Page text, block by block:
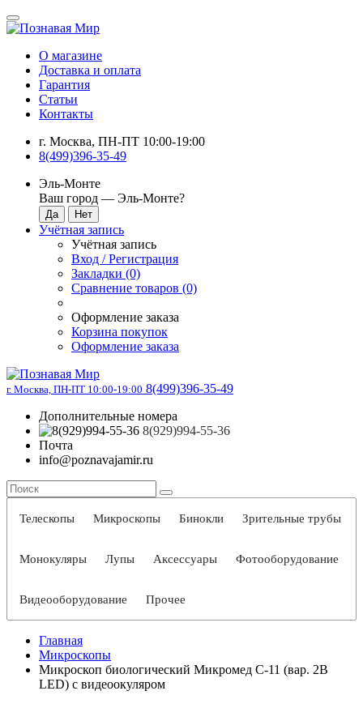
О магазине
Доставка и оплата
Гарантия
Статьи
Контакты
г. Москва, ПН-ПТ 10:00-19:00
8(499)396-35-49
Эль-Монте
Ваш город — Эль-Монте?
Учётная запись
Учётная запись
Вход / Регистрация
Закладки (0)
Сравнение товаров (0)
Оформление заказа
Корзина покупок
Оформление заказа
г. Москва, ПН-ПТ 10:00-19:00 8(499)396-35-49
Дополнительные номера
8(929)994-55-36
Почта
info@poznavajamir.ru
Телескопы Микроскопы Бинокли Зрительные трубы
Монокуляры Лупы Аксессуары Фотооборудование
Видеооборудование Прочее
Главная
Микроскопы
Микроскоп биологический Микромед С-11 (вар. 2B
LED) с видеоокуляром